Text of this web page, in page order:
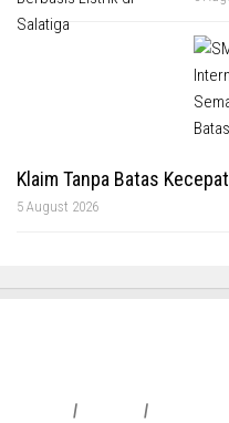
Klaim Tanpa Batas
5 August 2026
| |